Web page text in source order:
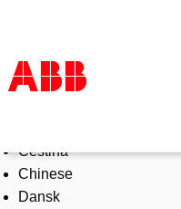
Products & Solutions
Industries
Services
Čeština
Chinese
Dansk